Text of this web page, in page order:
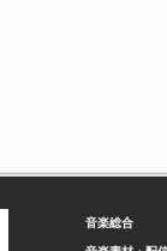
音楽総合